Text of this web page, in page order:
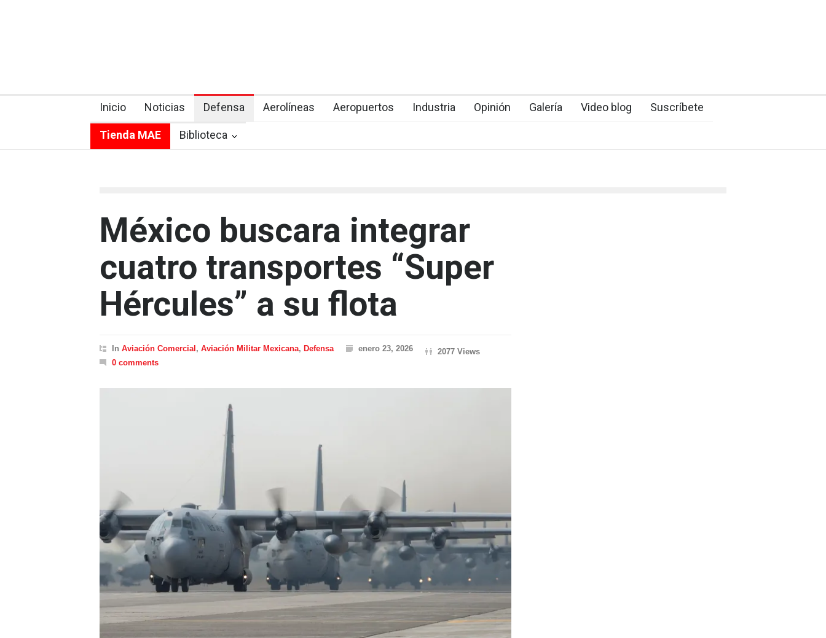
Inicio Noticias Defensa Aerolíneas Aeropuertos Industria Opinión Galería Video blog Suscríbete
Tienda MAE Biblioteca
México buscara integrar
cuatro transportes “Super
Hércules” a su flota
In Aviación Comercial , Aviación Militar Mexicana, Defensa enero 23, 2026
2077 Views
0 comments